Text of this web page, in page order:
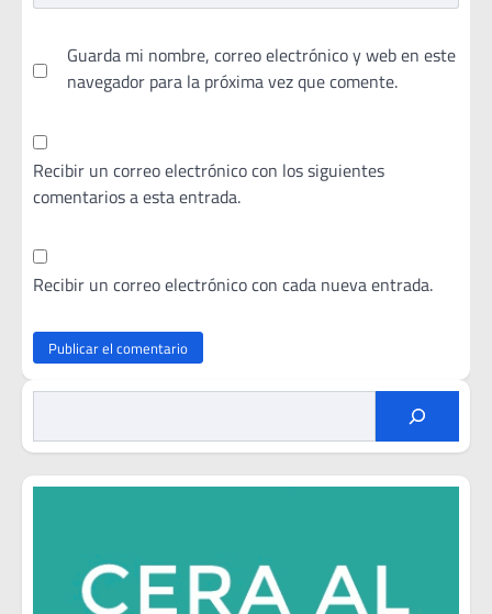
Guarda mi nombre, correo electrónico y web en este
navegador para la próxima vez que comente.
Recibir un correo electrónico con los siguientes
comentarios a esta entrada.
Recibir un correo electrónico con cada nueva entrada.